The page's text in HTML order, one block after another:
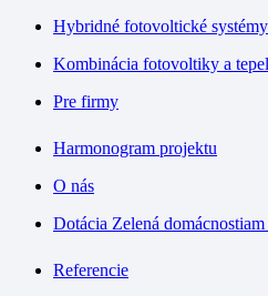
Hybridné fotovoltické systémy
Kombinácia fotovoltiky a
Pre firmy
Harmonogram projektu
O nás
Dotácia Zelená
Referencie